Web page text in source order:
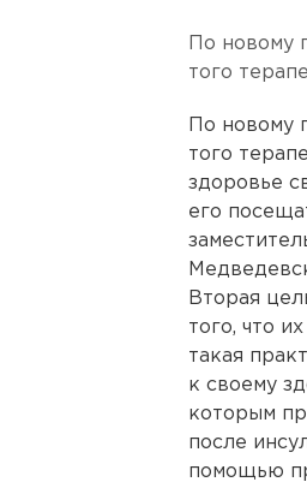
По новому
того
По новому
того
здоровье
его
Вторая
того, что
такая
к своему
которым
после
помощью